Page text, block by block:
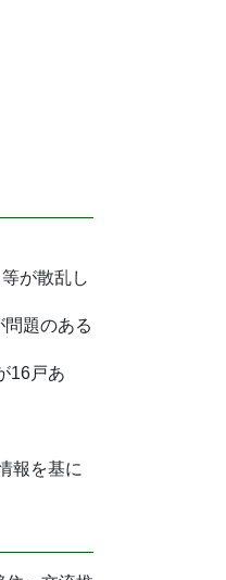
が散乱し
題のある
16戸あ
報を基に